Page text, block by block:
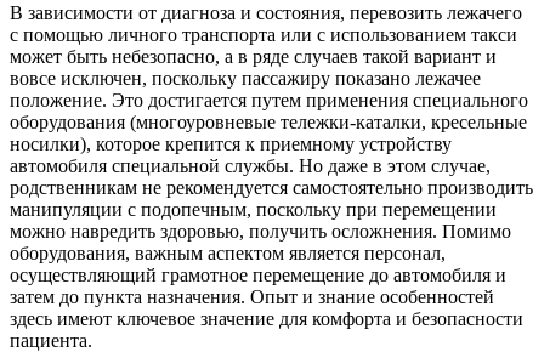
В зависимости от диагноза и состояния, перевозить лежачего
с помощью личного транспорта или с использованием такси
может быть небезопасно, а в ряде случаев такой вариант и
вовсе исключен, поскольку пассажиру показано лежачее
положение. Это достигается путем применения специального
оборудования (многоуровневые тележки-каталки, кресельные
носилки), которое крепится к приемному устройству
автомобиля специальной службы. Но даже в этом случае,
родственникам не рекомендуется самостоятельно производить
манипуляции с подопечным, поскольку при перемещении
можно навредить здоровью, получить осложнения. Помимо
оборудования, важным аспектом является персонал,
осуществляющий грамотное перемещение до автомобиля и
затем до пункта назначения. Опыт и знание особенностей
здесь имеют ключевое значение для комфорта и безопасности
пациента.